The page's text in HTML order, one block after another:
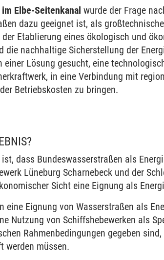
Elbe-Seitenkanal wurde der Frage
dazu geeignet ist, als
Etablierung eines ökologisch und
die nachhaltige Sicherstellung der
einer Lösung gesucht, eine
in eine Verbindung mit
Betriebskosten zu bringen.
dass Bundeswasserstraßen als
Lüneburg Scharnebeck und der
Sicht eine Eignung als
eine Eignung von Wasserstraßen als
Nutzung von Schiffshebewerken als
Rahmenbedingungen gegeben
werden müssen.